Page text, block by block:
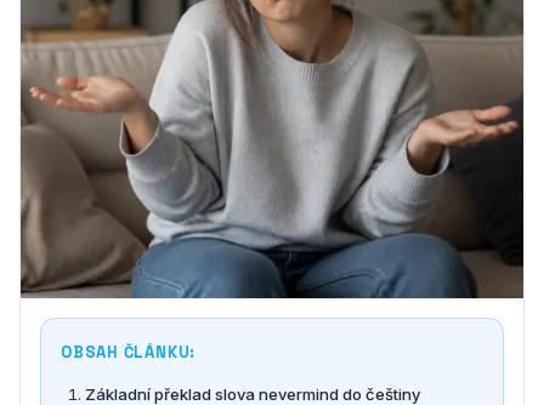
OBSAH ČLÁNKU:
Základní překlad slova nevermind do češtiny